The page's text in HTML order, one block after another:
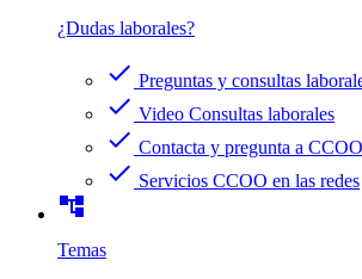
¿Dudas laborales?
check Preguntas y consultas
check Video Consultas laborales
check Contacta y pregunta a CCOO
check Servicios CCOO en las redes
account_tree
Temas